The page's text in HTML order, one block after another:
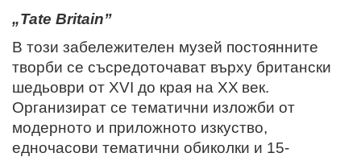
„Tate Britain”
В този забележителен музей постоянните
творби се съсредоточават върху британски
шедьоври от ХVI до края на XX век.
Организират се тематични изложби от
модерното и приложното изкуство,
едночасови тематични обиколки и 15-